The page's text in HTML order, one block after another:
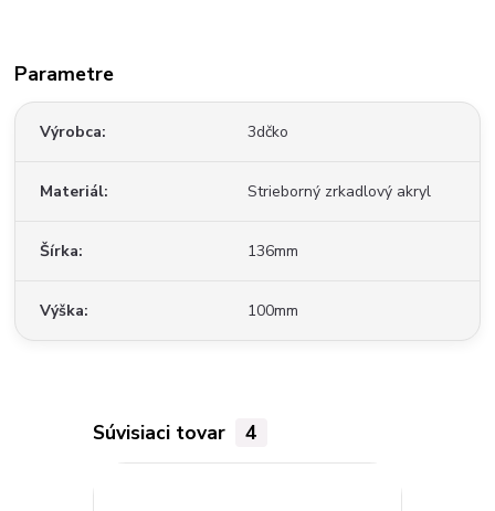
Parametre
Výrobca 3dčko
Materiál Strieborný zrkadlový akryl
Šírka 136mm
Výška 100mm
Súvisiaci tovar 4